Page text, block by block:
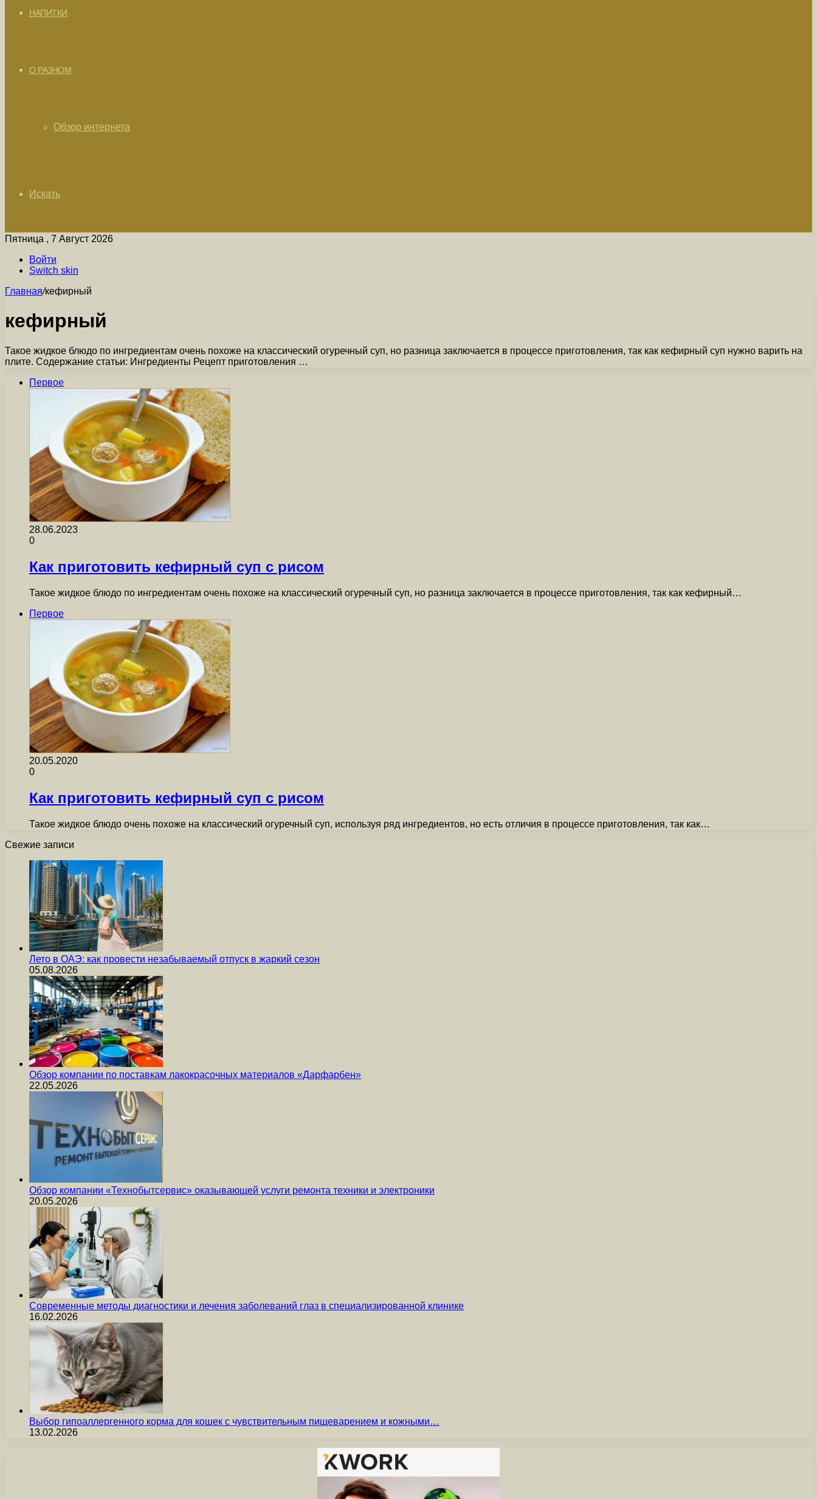
НАПИТКИ
О РАЗНОМ
Обзор интернета
Искать
Пятница , 7 Август 2026
Войти
Switch skin
Главная/кефирный
кефирный
Такое жидкое блюдо по ингредиентам очень похоже на классический огуречный суп, но разница заключается в процессе приготовления, так как кефирный суп нужно варить на
плите. Содержание статьи: Ингредиенты Рецепт приготовления …
Первое
28.06.2023
0
Как приготовить кефирный суп с рисом
Такое жидкое блюдо по ингредиентам очень похоже на классический огуречный суп, но разница заключается в процессе приготовления, так как кефирный…
Первое
20.05.2020
0
Как приготовить кефирный суп с рисом
Такое жидкое блюдо очень похоже на классический огуречный суп, используя ряд ингредиентов, но есть отличия в процессе приготовления, так как…
Свежие записи
Лето в ОАЭ: как провести незабываемый отпуск в жаркий сезон
05.08.2026
Обзор компании по поставкам лакокрасочных материалов «Дарфарбен»
22.05.2026
Обзор компании «Технобытсервис» оказывающей услуги ремонта техники и электроники
20.05.2026
Современные методы диагностики и лечения заболеваний глаз в специализированной клинике
16.02.2026
Выбор гипоаллергенного корма для кошек с чувствительным пищеварением и кожными…
13.02.2026